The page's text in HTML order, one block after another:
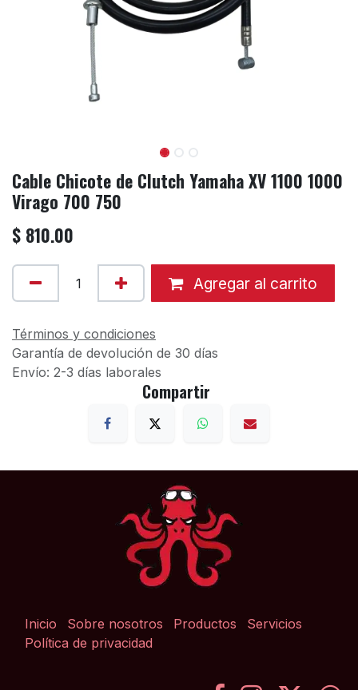
Cable Chicote de Clutch Yamaha XV 1100 1000
Virago 700 750
$ 810.00
Agregar al carrito
Términos y condiciones
Garantía de devolución de 30 días
Envío: 2-3 días laborales
Compartir
Inicio Sobre nosotros Productos
Servicios
Política de privacidad